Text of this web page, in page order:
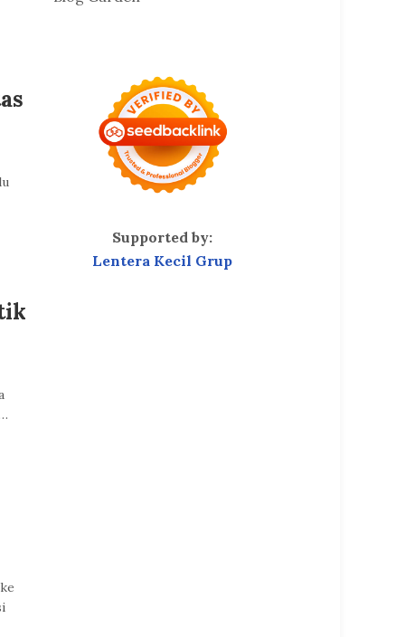
Supported by:
Lentera Kecil Grup